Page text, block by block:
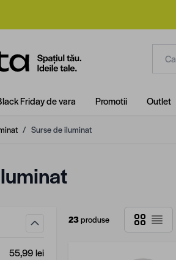
Friday de vara Promotii Outlet
/ Surse de iluminat
Valoare maximă
55,99 lei
23produse Grilă
Listă